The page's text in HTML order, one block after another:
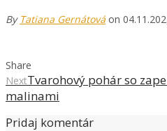
By Tatiana Gernátová on
Share
NextTvarohový pohár so
malinami
Pridaj komentár